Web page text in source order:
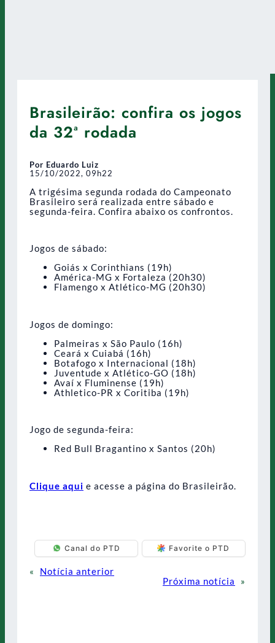
Brasileirão: confira os jogos
da 32ª rodada
Por Eduardo Luiz
15/10/2022, 09h22
A trigésima segunda rodada do Campeonato
Brasileiro será realizada entre sábado e
segunda-feira. Confira abaixo os confrontos.
Jogos de sábado:
Goiás x Corinthians (19h)
América-MG x Fortaleza (20h30)
Flamengo x Atlético-MG (20h30)
Jogos de domingo:
Palmeiras x São Paulo (16h)
Ceará x Cuiabá (16h)
Botafogo x Internacional (18h)
Juventude x Atlético-GO (18h)
Avaí x Fluminense (19h)
Athletico-PR x Coritiba (19h)
Jogo de segunda-feira:
Red Bull Bragantino x Santos (20h)
Clique aqui e acesse a página do Brasileirão.
Canal do PTD Favorite o PTD
«
Notícia anterior
Próxima notícia
»